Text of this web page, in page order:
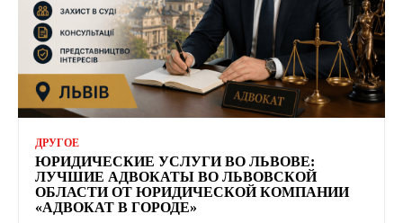
ДРУГОЕ
ЮРИДИЧЕСКИЕ УСЛУГИ ВО ЛЬВОВЕ:
ЛУЧШИЕ АДВОКАТЫ ВО ЛЬВОВСКОЙ
ОБЛАСТИ ОТ ЮРИДИЧЕСКОЙ КОМПАНИИ
«АДВОКАТ В ГОРОДЕ»